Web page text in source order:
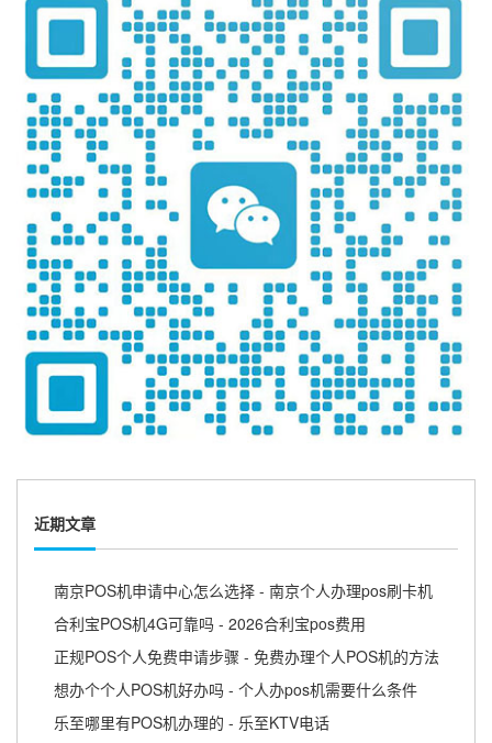
近期文章
南京POS机申请中心怎么选择 - 南京个人办理pos刷卡机
合利宝POS机4G可靠吗 - 2026合利宝pos费用
正规POS个人免费申请步骤 - 免费办理个人POS机的方法
想办个个人POS机好办吗 - 个人办pos机需要什么条件
乐至哪里有POS机办理的 - 乐至KTV电话